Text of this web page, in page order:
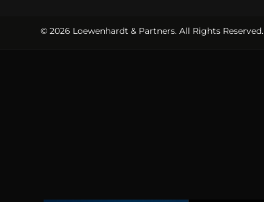
© 2026 Loewenhardt & Partners. All Rights Reserved.